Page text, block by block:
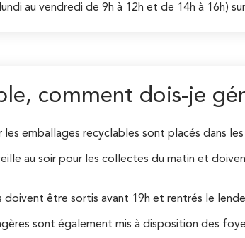
au vendredi de 9h à 12h et de 14h à 16h)
comment dois-je
les emballages recyclables sont placés dans
au soir pour les collectes du matin et
doivent être sortis avant 19h et rentrés le
sont également mis à disposition des